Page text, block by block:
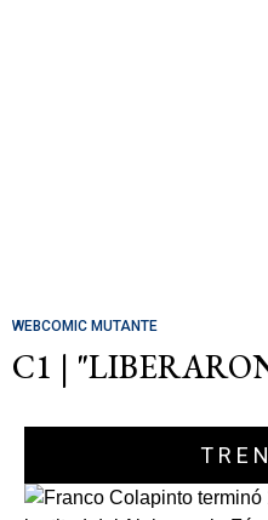
WEBCOMIC MUTANTE
C1 |